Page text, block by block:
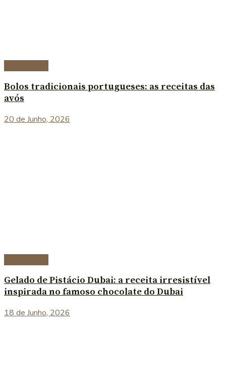
Bolos tradicionais portugueses: as receitas das
avós
20 de Junho, 2026
Gelado de Pistácio Dubai: a receita irresistível
inspirada no famoso chocolate do Dubai
18 de Junho, 2026